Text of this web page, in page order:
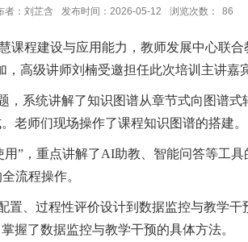
者：刘芷含 发布时间：2026-05-12 浏览次数： 86
课程建设与应用能力，教师发展中心联合
，高级讲师刘楠受邀担任此次培训 主讲嘉
，系统讲解了知识图谱从章节式向图谱
老师们现场操作了课程知识图谱的搭建。
”，重点讲解了AI助教、智能问答等工
流程操作。
置、过程性评价设计到数据监控与教学
握了数据监控与教学干预的具体方法。